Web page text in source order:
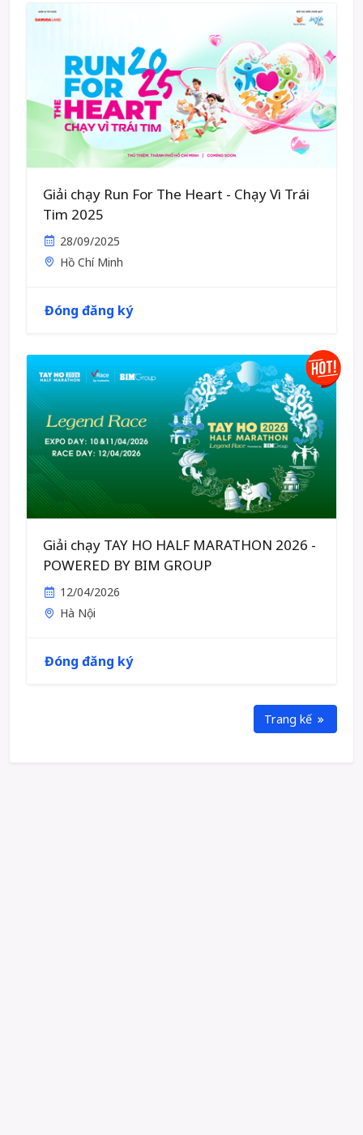
Giải chạy Run For The Heart - Chạy Vì Trái
Tim 2025
28/09/2025
Hồ Chí Minh
Đóng đăng ký
Giải chạy TAY HO HALF MARATHON 2026 -
POWERED BY BIM GROUP
12/04/2026
Hà Nội
Đóng đăng ký
Trang kế